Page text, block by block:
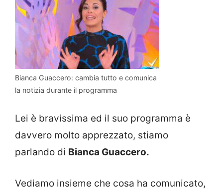
Bianca Guaccero: cambia tutto e comunica
la notizia durante il programma
Lei è bravissima ed il suo programma è
davvero molto apprezzato, stiamo
parlando di Bianca Guaccero.
Vediamo insieme che cosa ha comunicato,